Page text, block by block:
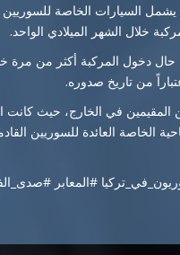
فإن الإعفاء يشمل السيارات الخاصة
خلال الشهر الميلادي الواحد.
دخول المركبة أكثر من مرة
من تاريخ صدوره.
الخاصة العائدة للسوريين
#المعابر